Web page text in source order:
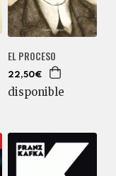
EL PROCESO
22,50€
disponible